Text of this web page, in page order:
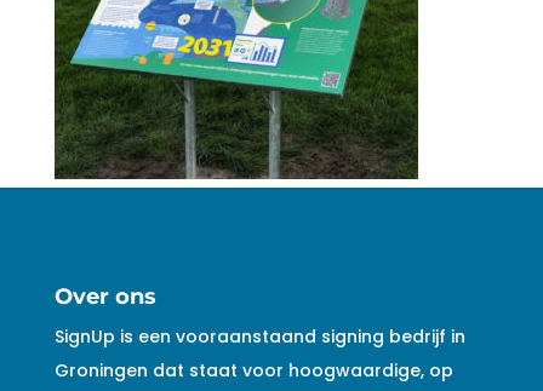
Over ons
SignUp is een vooraanstaand signing bedrijf in
Groningen dat staat voor hoogwaardige, op